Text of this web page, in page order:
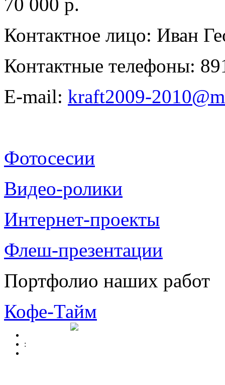
Контактное лицо: Иван
Контактные телефоны:
E-mail: kraft2009-
Фотосесии
Видео-ролики
Интернет-проекты
Флеш-презентации
Портфолио наших работ
Кофе-Тайм
: